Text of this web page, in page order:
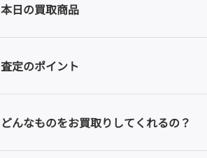
本日の買取商品
査定のポイント
どんなものをお買取りしてくれるの？